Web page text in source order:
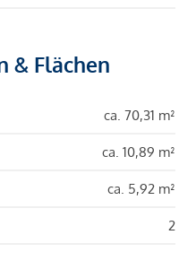
& Flächen
ca. 70,31 m²
ca. 10,89 m²
ca. 5,92 m²
2